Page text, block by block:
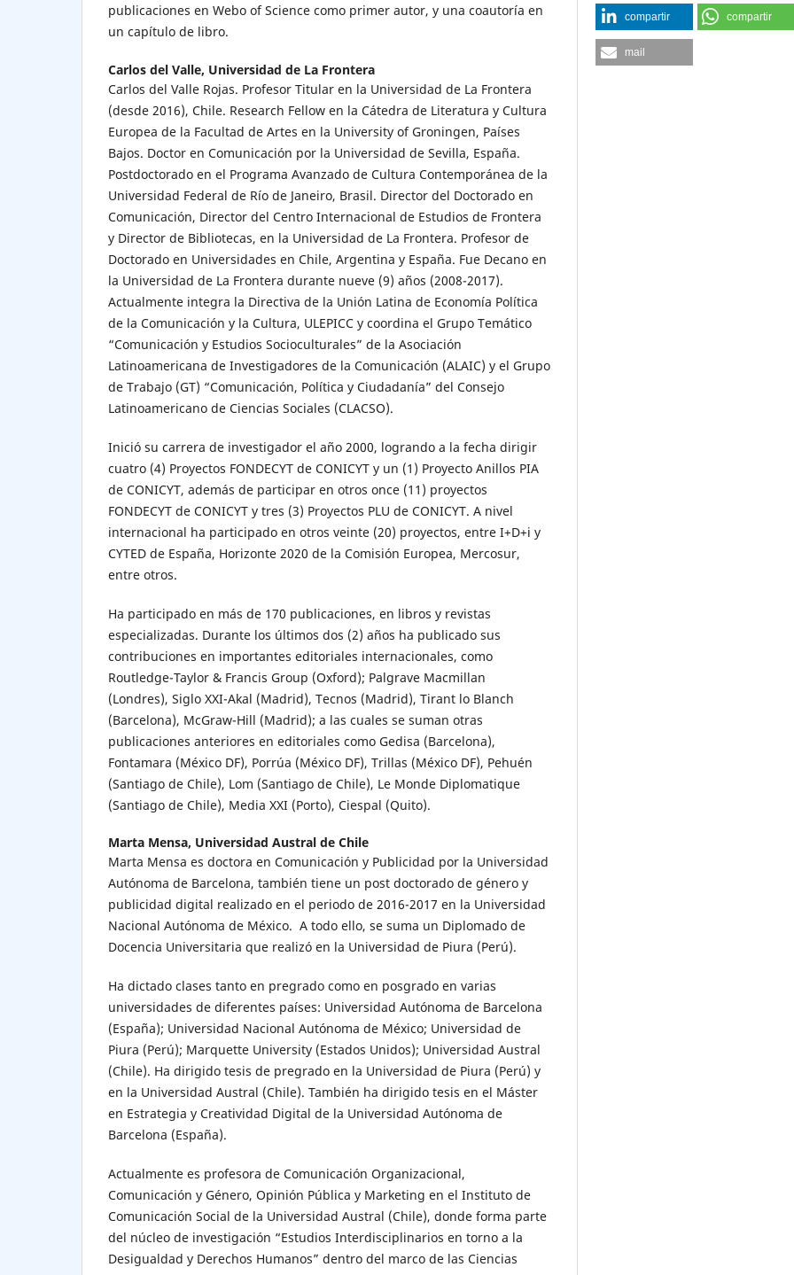
publicaciones en Webo of Science como primer autor, y una coautoría en
un capítulo de libro.
Carlos del Valle, Universidad de La Frontera
Carlos del Valle Rojas. Profesor Titular en la Universidad de La Frontera
(desde 2016), Chile. Research Fellow en la Cátedra de Literatura y Cultura
Europea de la Facultad de Artes en la University of Groningen, Países
Bajos. Doctor en Comunicación por la Universidad de Sevilla, España.
Postdoctorado en el Programa Avanzado de Cultura Contemporánea de la
Universidad Federal de Río de Janeiro, Brasil. Director del Doctorado en
Comunicación, Director del Centro Internacional de Estudios de Frontera
y Director de Bibliotecas, en la Universidad de La Frontera. Profesor de
Doctorado en Universidades en Chile, Argentina y España. Fue Decano en
la Universidad de La Frontera durante nueve (9) años (2008-2017).
Actualmente integra la Directiva de la Unión Latina de Economía Política
de la Comunicación y la Cultura, ULEPICC y coordina el Grupo Temático
“Comunicación y Estudios Socioculturales” de la Asociación
Latinoamericana de Investigadores de la Comunicación (ALAIC) y el Grupo
de Trabajo (GT) “Comunicación, Política y Ciudadanía” del Consejo
Latinoamericano de Ciencias Sociales (CLACSO).
Inició su carrera de investigador el año 2000, logrando a la fecha dirigir
cuatro (4) Proyectos FONDECYT de CONICYT y un (1) Proyecto Anillos PIA
de CONICYT, además de participar en otros once (11) proyectos
FONDECYT de CONICYT y tres (3) Proyectos PLU de CONICYT. A nivel
internacional ha participado en otros veinte (20) proyectos, entre I+D+i y
CYTED de España, Horizonte 2020 de la Comisión Europea, Mercosur,
entre otros.
Ha participado en más de 170 publicaciones, en libros y revistas
especializadas. Durante los últimos dos (2) años ha publicado sus
contribuciones en importantes editoriales internacionales, como
Routledge-Taylor & Francis Group (Oxford); Palgrave Macmillan
(Londres), Siglo XXI-Akal (Madrid), Tecnos (Madrid), Tirant lo Blanch
(Barcelona), McGraw-Hill (Madrid); a las cuales se suman otras
publicaciones anteriores en editoriales como Gedisa (Barcelona),
Fontamara (México DF), Porrúa (México DF), Trillas (México DF), Pehuén
(Santiago de Chile), Lom (Santiago de Chile), Le Monde Diplomatique
(Santiago de Chile), Media XXI (Porto), Ciespal (Quito).
Marta Mensa, Universidad Austral de Chile
Marta Mensa es doctora en Comunicación y Publicidad por la Universidad
Autónoma de Barcelona, también tiene un post doctorado de género y
publicidad digital realizado en el periodo de 2016-2017 en la Universidad
Nacional Autónoma de México. A todo ello, se suma un Diplomado de
Docencia Universitaria que realizó en la Universidad de Piura (Perú).
Ha dictado clases tanto en pregrado como en posgrado en varias
universidades de diferentes países: Universidad Autónoma de Barcelona
(España); Universidad Nacional Autónoma de México; Universidad de
Piura (Perú); Marquette University (Estados Unidos); Universidad Austral
(Chile). Ha dirigido tesis de pregrado en la Universidad de Piura (Perú) y
en la Universidad Austral (Chile). También ha dirigido tesis en el Máster
en Estrategia y Creatividad Digital de la Universidad Autónoma de
Barcelona (España).
Actualmente es profesora de Comunicación Organizacional,
Comunicación y Género, Opinión Pública y Marketing en el Instituto de
Comunicación Social de la Universidad Austral (Chile), donde forma parte
del núcleo de investigación “Estudios Interdisciplinarios en torno a la
Desigualdad y Derechos Humanos” dentro del marco de las Ciencias
Mabel Gracia-Arnaiz, Montserrat
García-Oliva, Flavia Demonte
The problem of hunger in Spain:
compartir compartir
mail